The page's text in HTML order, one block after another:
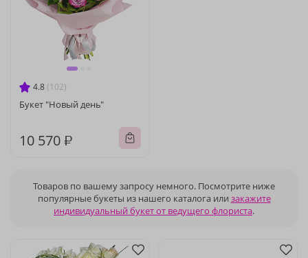
4.8 (102)
Букет "Новый день"
10 570 ₽
Товаров по вашему запросу немного. Посмотрите ниже
популярные букеты из нашего каталога или закажите
индивидуальный букет от ведущего флориста.